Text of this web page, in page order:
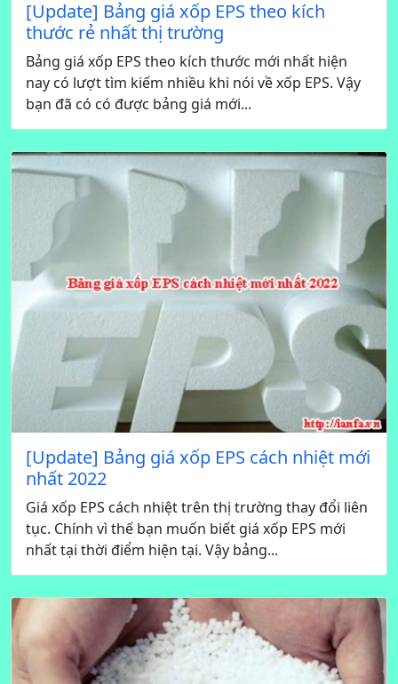
[Update] Bảng giá xốp EPS theo kích
thước rẻ nhất thị trường
Bảng giá xốp EPS theo kích thước mới nhất hiện
nay có lượt tìm kiếm nhiều khi nói về xốp EPS. Vậy
bạn đã có có được bảng giá mới...
[Update] Bảng giá xốp EPS cách nhiệt mới
nhất 2022
Giá xốp EPS cách nhiệt trên thị trường thay đổi liên
tục. Chính vì thế bạn muốn biết giá xốp EPS mới
nhất tại thời điểm hiện tại. Vậy bảng...